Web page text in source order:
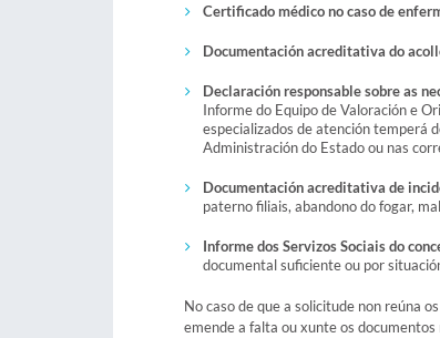
Certificado médico no caso de
Documentación acreditativa do
Declaración responsable sobre as
Informe do Equipo de Valoración e
especializados de atención temperá
Administración do Estado ou nas
Documentación acreditativa de
paterno filiais, abandono do fogar,
Informe dos Servizos Sociais do
documental suficiente ou por
No caso de que a solicitude non reúna
emende a falta ou xunte os documentos